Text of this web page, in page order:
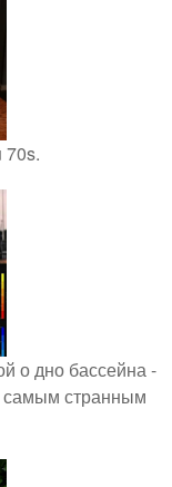
70s.
о дно бассейна -
самым странным